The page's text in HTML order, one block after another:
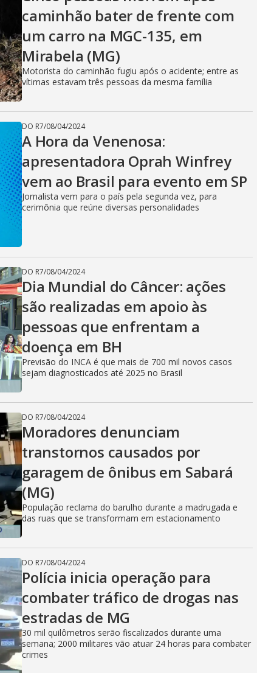
i
d
e
o
caminhão bater de frente com
um carro na MGC-135, em
Mirabela (MG)
Motorista do caminhão fugiu após o acidente; entre as
vítimas estavam três pessoas da mesma família
DO R7/08/04/2024
A Hora da Venenosa:
apresentadora Oprah Winfrey
vem ao Brasil para evento em SP
Jornalista vem para o país pela segunda vez, para
cerimônia que reúne diversas personalidades
DO R7/08/04/2024
Dia Mundial do Câncer: ações
são realizadas em apoio às
pessoas que enfrentam a
doença em BH
Previsão do INCA é que mais de 700 mil novos casos
sejam diagnosticados até 2025 no Brasil
DO R7/08/04/2024
Moradores denunciam
transtornos causados por
garagem de ônibus em Sabará
(MG)
População reclama do barulho durante a madrugada e
das ruas que se transformam em estacionamento
DO R7/08/04/2024
Polícia inicia operação para
combater tráfico de drogas nas
estradas de MG
30 mil quilômetros serão fiscalizados durante uma
semana; 2000 militares vão atuar 24 horas para combater
crimes